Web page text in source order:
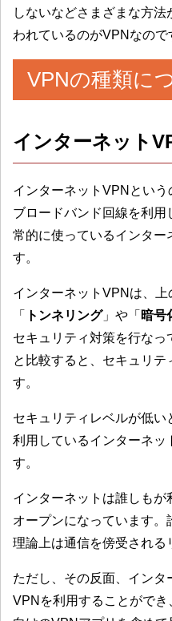
しないなどさまざまな方
われているのがVPNなので
VPNの種類に
インターネット
インターネットVPNとい
ブロードバンド回線を利用
常的に使っているインター
す。
インターネットVPNは、上
「
トンネリング」や「 暗号
セキュリティ対策を行な
と比較すると、セキュリテ
す。
セキュリティレベルが低
利用しているインターネッ
す。
インターネットは誰しもが
オープンになっています。
理論上は通信を傍受される
ただし、その反面、インタ
VPNを利用することができ